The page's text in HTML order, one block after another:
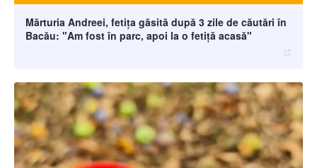
Mărturia Andreei, fetiţa găsită după 3 zile de căutări în
Bacău: "Am fost în parc, apoi la o fetiţă acasă"